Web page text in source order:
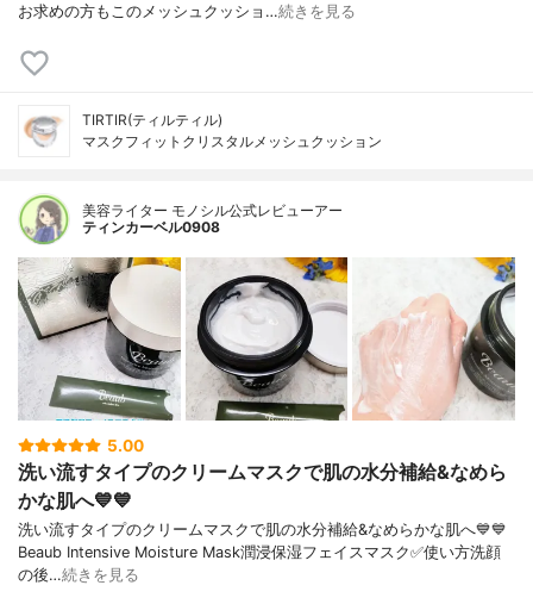
お求めの方もこのメッシュクッショ…続きを見る
TIRTIR(ティルティル)
マスクフィットクリスタルメッシュクッション
美容ライター モノシル公式レビューアー
ティンカーベル0908
5.00
洗い流すタイプのクリームマスクで肌の水分補給&なめら
かな肌へ💙💙
洗い流すタイプのクリームマスクで肌の水分補給&なめらかな肌へ💙💙
Beaub Intensive Moisture Mask潤浸保湿フェイスマスク✅使い方洗顔
の後…続きを見る